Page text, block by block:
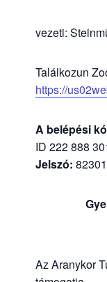
vezeti:
Találkozun
https://
A belépési
ID 222 888
Jelszó:
Az Aranykor